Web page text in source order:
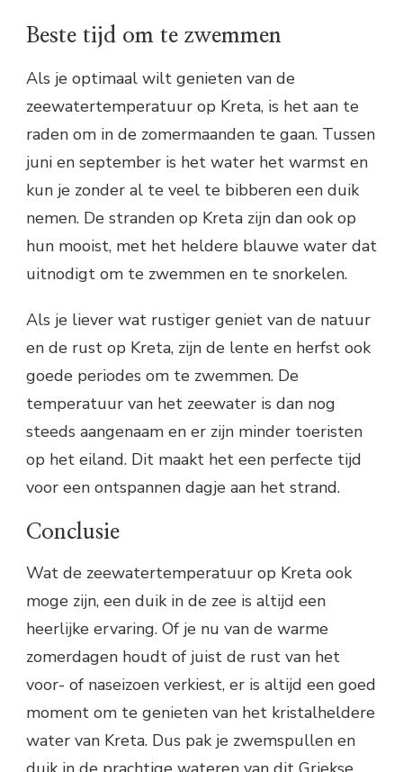
Beste tijd om te zwemmen
Als je optimaal wilt genieten van de
zeewatertemperatuur op Kreta, is het aan te
raden om in de zomermaanden te gaan. Tussen
juni en september is het water het warmst en
kun je zonder al te veel te bibberen een duik
nemen. De stranden op Kreta zijn dan ook op
hun mooist, met het heldere blauwe water dat
uitnodigt om te zwemmen en te snorkelen.
Als je liever wat rustiger geniet van de natuur
en de rust op Kreta, zijn de lente en herfst ook
goede periodes om te zwemmen. De
temperatuur van het zeewater is dan nog
steeds aangenaam en er zijn minder toeristen
op het eiland. Dit maakt het een perfecte tijd
voor een ontspannen dagje aan het strand.
Conclusie
Wat de zeewatertemperatuur op Kreta ook
moge zijn, een duik in de zee is altijd een
heerlijke ervaring. Of je nu van de warme
zomerdagen houdt of juist de rust van het
voor- of naseizoen verkiest, er is altijd een goed
moment om te genieten van het kristalheldere
water van Kreta. Dus pak je zwemspullen en